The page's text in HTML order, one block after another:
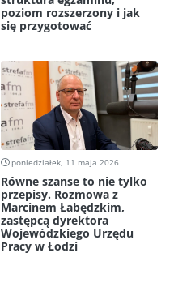
poziom rozszerzony i jak
się przygotować
poniedziałek, 11 maja 2026
Równe szanse to nie tylko
przepisy. Rozmowa z
Marcinem Łabędzkim,
zastępcą dyrektora
Wojewódzkiego Urzędu
Pracy w Łodzi